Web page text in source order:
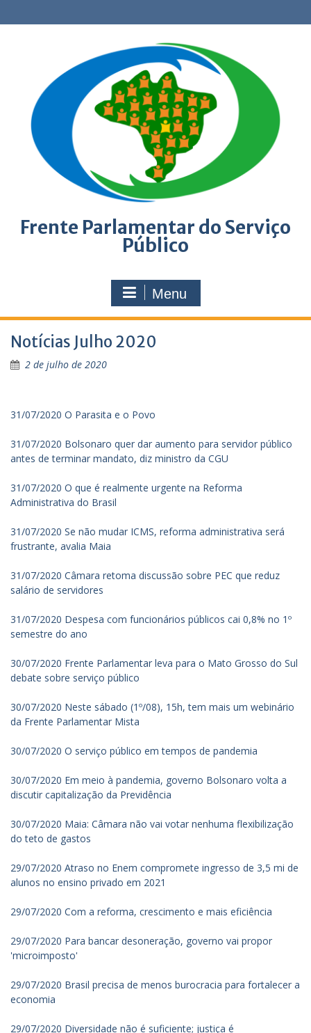
to
Frente Parlamentar do Serviço
Público
Menu
Notícias Julho 2020
2 de julho de 2020
31/07/2020 O Parasita e o Povo
31/07/2020 Bolsonaro quer dar aumento para servidor público
antes de terminar mandato, diz ministro da CGU
31/07/2020 O que é realmente urgente na Reforma
Administrativa do Brasil
31/07/2020 Se não mudar ICMS, reforma administrativa será
frustrante, avalia Maia
31/07/2020 Câmara retoma discussão sobre PEC que reduz
salário de servidores
31/07/2020 Despesa com funcionários públicos cai 0,8% no 1º
semestre do ano
30/07/2020 Frente Parlamentar leva para o Mato Grosso do Sul
debate sobre serviço público
30/07/2020 Neste sábado (1º/08), 15h, tem mais um webinário
da Frente Parlamentar Mista
30/07/2020 O serviço público em tempos de pandemia
30/07/2020 Em meio à pandemia, governo Bolsonaro volta a
discutir capitalização da Previdência
30/07/2020 Maia: Câmara não vai votar nenhuma flexibilização
do teto de gastos
29/07/2020 Atraso no Enem compromete ingresso de 3,5 mi de
alunos no ensino privado em 2021
29/07/2020 Com a reforma, crescimento e mais eficiência
29/07/2020 Para bancar desoneração, governo vai propor
'microimposto'
29/07/2020 Brasil precisa de menos burocracia para fortalecer a
economia
29/07/2020 Diversidade não é suficiente; justiça é